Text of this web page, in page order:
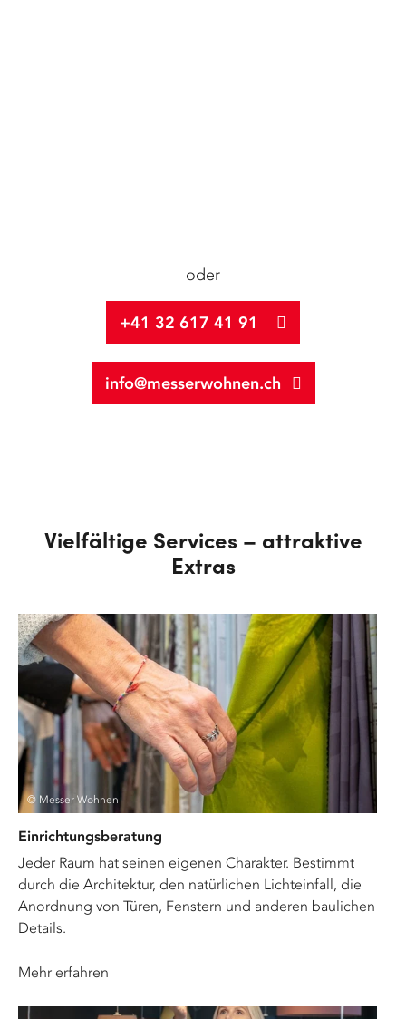
oder
+41 32 617 41 91
info@messerwohnen.ch
Vielfältige Services – attraktive
Extras
© Messer Wohnen
Einrichtungsberatung
Jeder Raum hat seinen eigenen Charakter. Bestimmt
durch die Architektur, den natürlichen Lichteinfall, die
Anordnung von Türen, Fenstern und anderen baulichen
Details.
Mehr erfahren